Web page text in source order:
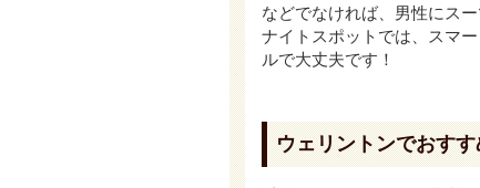
などでなければ、男性にス
ナイトスポットでは、スマ
ルで大丈夫です！
ウェリントンでおす